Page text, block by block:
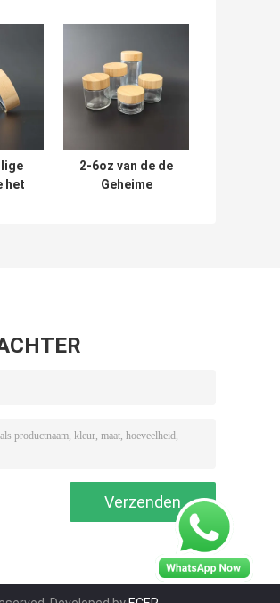
het
2-6oz van de de
Geheime